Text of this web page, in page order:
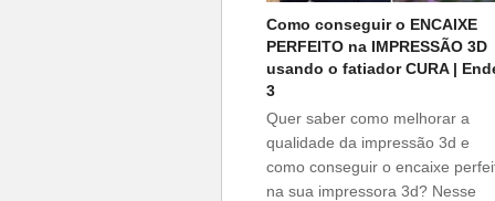
Como conseguir o ENCAIXE
PERFEITO na IMPRESSÃO 3D
usando o fatiador CURA |
3
Quer saber como melhorar a
qualidade da impressão 3d e
como conseguir o encaixe
na sua impressora 3d? Nesse